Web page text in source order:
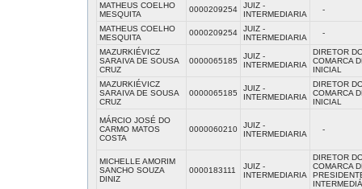
MATHEUS COELHO
MESQUITA
0000209254
JUIZ -
INTERMEDIARIA
-
MATHEUS COELHO
MESQUITA
0000209254
JUIZ -
INTERMEDIARIA
-
MAZURKIÉVICZ
SARAIVA DE SOUSA
CRUZ
0000065185
JUIZ -
INTERMEDIARIA
DIRETOR
COMARCA
INICIAL
MAZURKIÉVICZ
SARAIVA DE SOUSA
CRUZ
0000065185
JUIZ -
INTERMEDIARIA
DIRETOR
COMARCA
INICIAL
MÁRCIO JOSÉ DO
CARMO MATOS
COSTA
0000060210
JUIZ -
INTERMEDIARIA
-
MICHELLE AMORIM
SANCHO SOUZA
DINIZ
0000183111
JUIZ -
INTERMEDIARIA
DIRETOR
COMARCA